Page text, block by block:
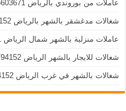
عاملات من بوروندي بالرياض 0565603671
شغالات مدغشقر بالشهر بالرياض 0547794152
عاملات منزلية بالشهر شمال الرياض 0565603671
شغالات للايجار بالشهر الرياض 0547794152
شغالات بالشهر في غرب الرياض 0547794152